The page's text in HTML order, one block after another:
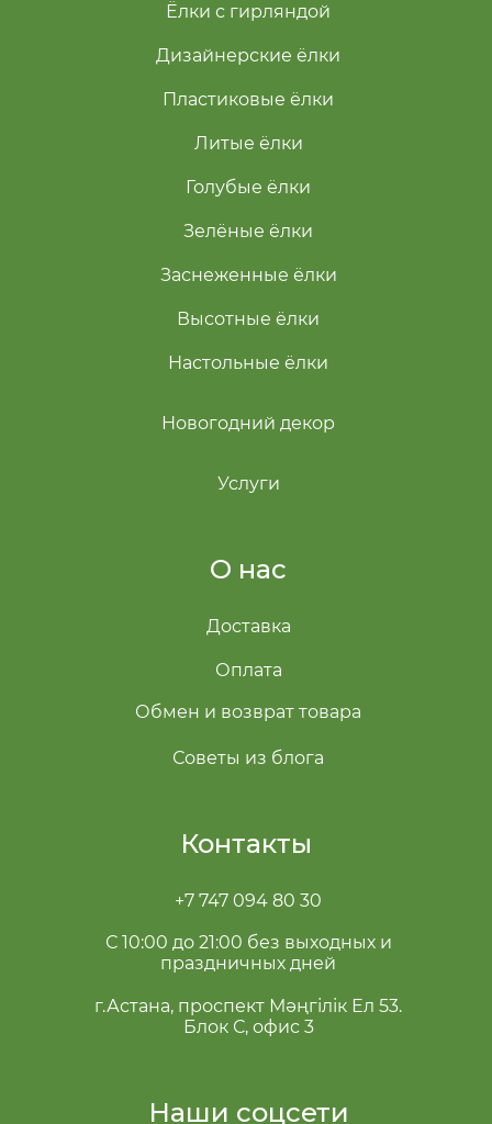
О нас
Контакты
Наши соцсети
Голубые ёлки
Зелёные ёлки
Доставка
Оплата
Обмен и возврат товара
Заснеженные ёлки
+7 747 094 80 30
С 10:00 до 21:00 без выходных и
праздничных дней
Советы из блога
г.Астана, проспект Мәңгілік Ел 53.
Блок С, офис 3
Ёлки с гирляндой
Дизайнерские ёлки
Пластиковые ёлки
Литые ёлки
Высотные ёлки
Настольные ёлки
Услуги
Новогодний декор